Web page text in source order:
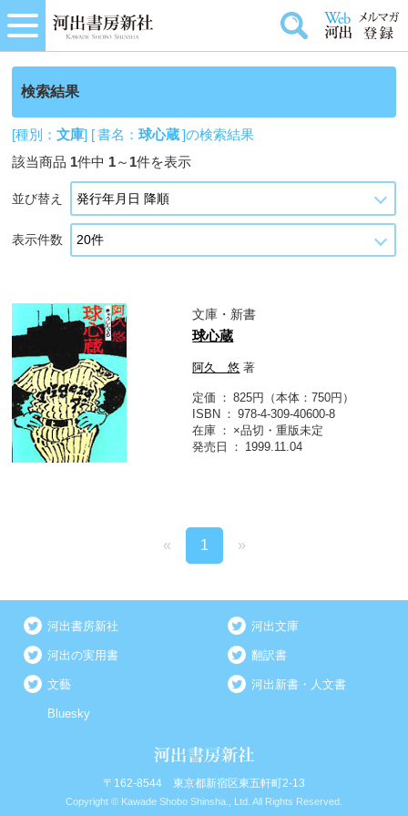
検索結果
[種別：文庫] [ 書名：球心蔵]の検索結果
該当商品 1件中 1～ 1件を表示
並び替え
表示件数
文庫・新書
球心蔵
阿久 悠 著
定価
825円（本体：750円）
ISBN
978-4-309-40600-8
在庫
×品切・重版未定
発売日
1999.11.04
« 1 »
河出書房新社 河出文庫
河出の実用書 翻訳書
文藝 河出新書・人文書
Bluesky
〒162-8544 東京都新宿区東五軒町2-13
Copyright © Kawade Shobo Shinsha., Ltd. All Rights Reserved.